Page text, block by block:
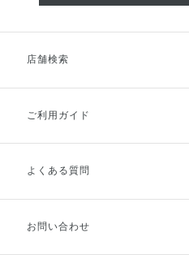
店舗検索
ご利用ガイド
ご利用ガイドトップ
お支払方法
よくある質問
お問い合わせ